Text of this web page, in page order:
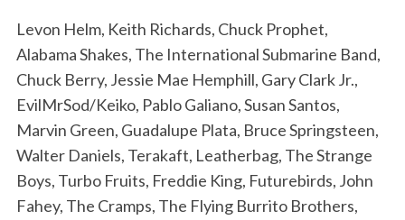
Levon Helm, Keith Richards, Chuck Prophet,
Alabama Shakes, The International Submarine Band,
Chuck Berry, Jessie Mae Hemphill, Gary Clark Jr.,
EvilMrSod/Keiko, Pablo Galiano, Susan Santos,
Marvin Green, Guadalupe Plata, Bruce Springsteen,
Walter Daniels, Terakaft, Leatherbag, The Strange
Boys, Turbo Fruits, Freddie King, Futurebirds, John
Fahey, The Cramps, The Flying Burrito Brothers,